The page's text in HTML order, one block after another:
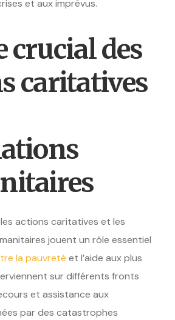
et aux imprévus.
crucial des
caritatives
actions caritatives et les
jouent un rôle essentiel
la pauvreté et l’aide aux plus
sur différents fronts
et assistance aux
par des catastrophes